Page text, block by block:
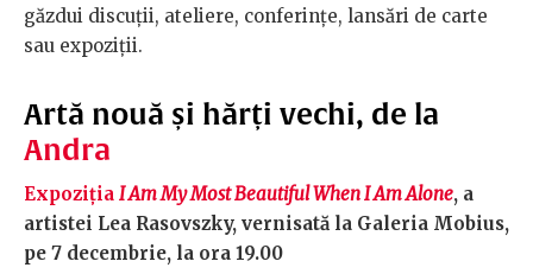
găzdui discuții, ateliere, conferințe, lansări de carte
sau expoziții.
Artă nouă și hărți vechi, de la
Andra
Expoziția I Am My Most Beautiful When I Am Alone, a
artistei Lea Rasovszky, vernisată la Galeria Mobius,
pe 7 decembrie, la ora 19.00